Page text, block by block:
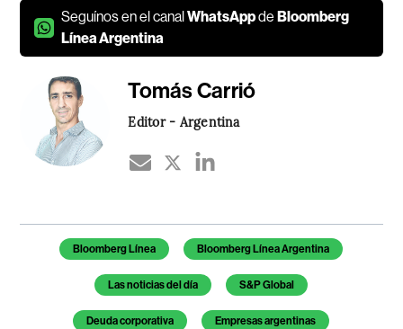
Seguínos en el canalWhatsAppdeBloomberg
Línea Argentina
Tomás Carrió
Editor - Argentina
Temas de este artículo
Bloomberg Línea Bloomberg Línea Argentina
Las noticias del día S&P Global
Deuda corporativa Empresas argentinas